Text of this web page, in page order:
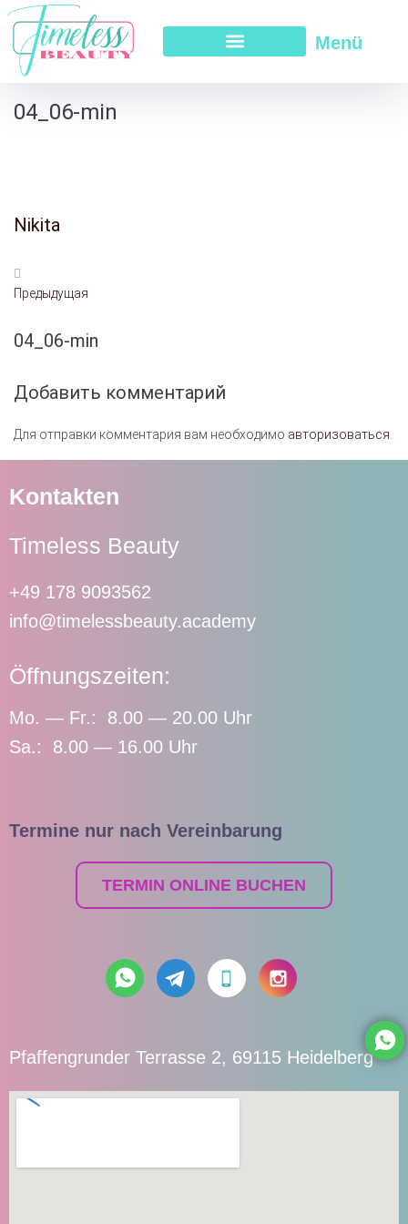
Menü
04_06-min
Nikita
Предыдущая
04_06-min
Добавить комментарий
Для отправки комментария вам необходимо авторизоваться
Kontakten
Timeless Beauty
+49 178 9093562
info@timelessbeauty.academy
Öffnungszeiten:
Mo. — Fr.: 8.00 — 20.00 Uhr
Sa.: 8.00 — 16.00 Uhr
Termine nur nach Vereinbarung
TERMIN ONLINE BUCHEN
Pfaffengrunder Terrasse 2, 69115 Heidelberg